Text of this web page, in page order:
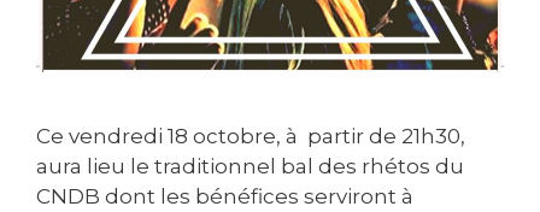
Ce vendredi 18 octobre, à partir de 21h30,
aura lieu le traditionnel bal des rhétos du
CNDB dont les bénéfices serviront à